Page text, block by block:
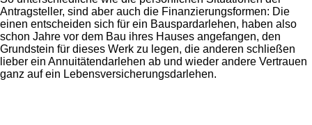
Antragsteller, sind aber auch die Finanzierungsformen: Die
einen entscheiden sich für ein Bauspardarlehen, haben also
schon Jahre vor dem Bau ihres Hauses angefangen, den
Grundstein für dieses Werk zu legen, die anderen schließen
lieber ein Annuitätendarlehen ab und wieder andere Vertrauen
ganz auf ein Lebensversicherungsdarlehen.